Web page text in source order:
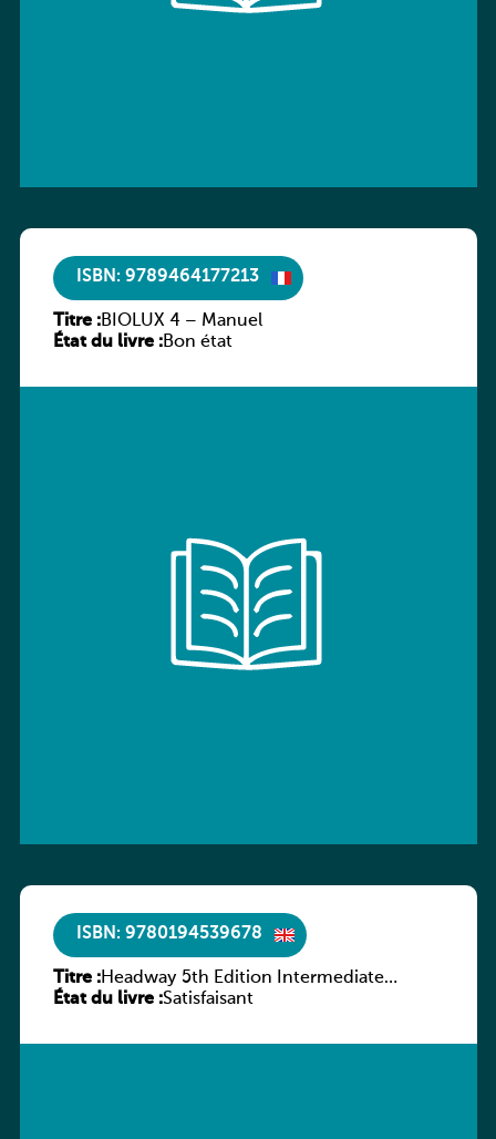
ISBN: 9789464177213
Titre :BIOLUX 4 – Manuel
État du livre :Bon état
ISBN: 9780194539678
Titre :Headway 5th Edition Intermediate
Workbook without key
État du livre :Satisfaisant